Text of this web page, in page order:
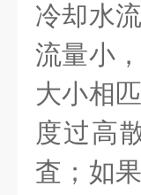
冷却水
流量小
大小相
度过高
査；如